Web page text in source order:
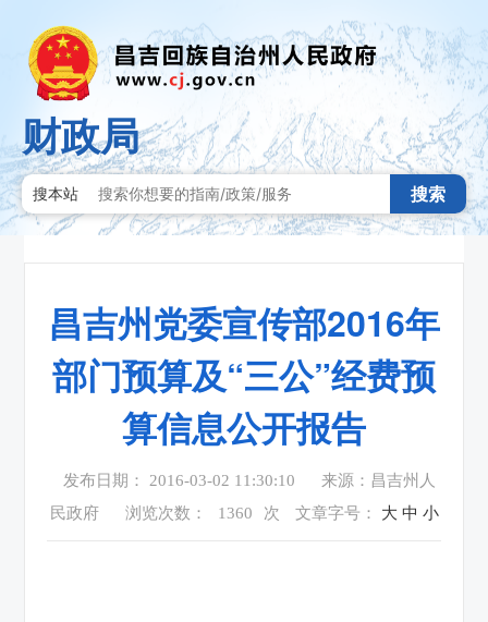
财政局
搜本站 搜索
昌吉州党委宣传部2016年
部门预算及“三公”经费预
算信息公开报告
发布日期： 2016-03-02 11:30:10
来源：昌吉州人
民政府
浏览次数： 1360 次 文章字号： 大 中 小